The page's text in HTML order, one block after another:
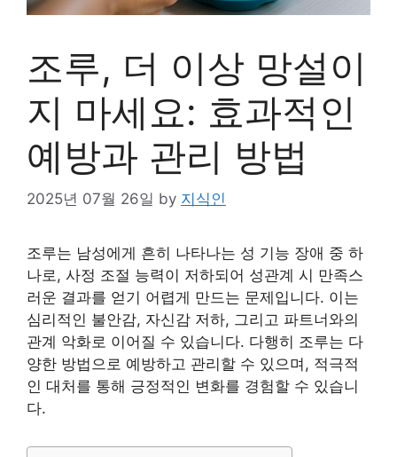
조루, 더 이상 망설이
지 마세요: 효과적인
예방과 관리 방법
2025년 07월 26일 by 지식인
조루는 남성에게 흔히 나타나는 성 기능 장애 중 하
나로, 사정 조절 능력이 저하되어 성관계 시 만족스
러운 결과를 얻기 어렵게 만드는 문제입니다. 이는
심리적인 불안감, 자신감 저하, 그리고 파트너와의
관계 악화로 이어질 수 있습니다. 다행히 조루는 다
양한 방법으로 예방하고 관리할 수 있으며, 적극적
인 대처를 통해 긍정적인 변화를 경험할 수 있습니
다.